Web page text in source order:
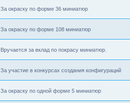
За окраску по форме 36 миниатюр
За окраску по форме 108 миниатюр
Вручается за вклад по покрасу миниатюр.
За участие в конкурсах создания конфигураций
За окраску по одной форме 5 миниатюр